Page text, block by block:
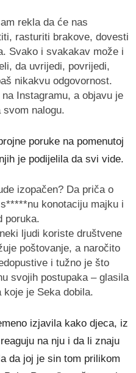
rekla da će nas
rasturiti brakove, dovesti
Svako i svakakav može i
da uvrijedi, povrijedi,
nikakvu odgovornost.
Instagramu, a objavu je
svom nalogu.
poruke na pomenutoj
je podijelila da svi vide.
izopačen? Da priča o
konotaciju majku i
poruka.
ljudi koriste društvene
poštovanje, a naročito
i tužno je što
svojih postupaka – glasila
koje je Seka dobila.
izjavila kako djeca, iz
na nju i da li znaju
da joj je sin tom prilikom